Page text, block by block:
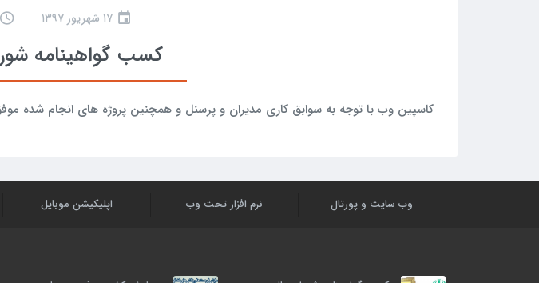
۱۷ شهریور ۱۳۹۷
کسب گواهینامه
کاسپین وب با توجه به سوابق کاری مدیران و پرسنل و همچنین پروژه های انجام شده
وب سایت و پورتال نرم افزار تحت وب اپلیکیشن موبایل